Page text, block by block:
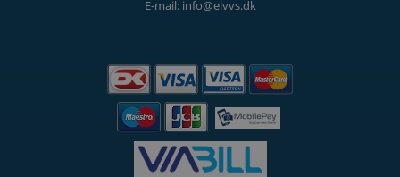
E-mail: info@elvvs.dk